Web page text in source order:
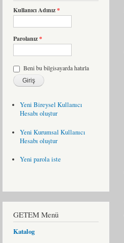
Kullanıcı Adınız*
Parolanız*
Beni bu bilgisayarda hatırla
Yeni Bireysel Kullanıcı
Hesabı oluştur
Yeni Kurumsal Kullanıcı
Hesabı oluştur
Yeni parola iste
GETEM Menü
Katalog